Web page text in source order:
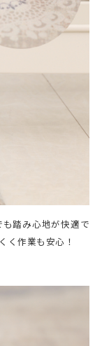
踏み心地が快適で
く作業も安心！